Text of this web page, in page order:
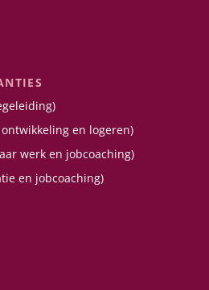
en logeren)
werk en jobcoaching)
en jobcoaching)